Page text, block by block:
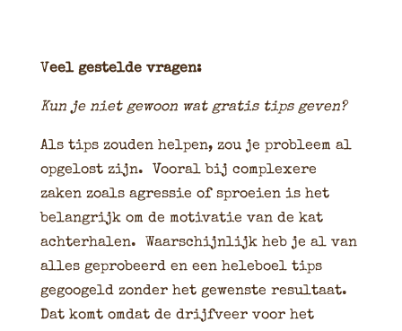
Veel gestelde vragen:
Kun je niet gewoon wat gratis tips geven?
Als tips zouden helpen, zou je probleem al
opgelost zijn. Vooral bij complexere
zaken zoals agressie of sproeien is het
belangrijk om de motivatie van de kat
achterhalen. Waarschijnlijk heb je al van
alles geprobeerd en een heleboel tips
gegoogeld zonder het gewenste resultaat.
Dat komt omdat de drijfveer voor het